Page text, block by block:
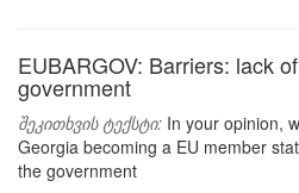
EUBARGOV: Barriers: lack
government
შეკითხვის ტექსტი: In your opinion,
Georgia becoming a EU member
the government